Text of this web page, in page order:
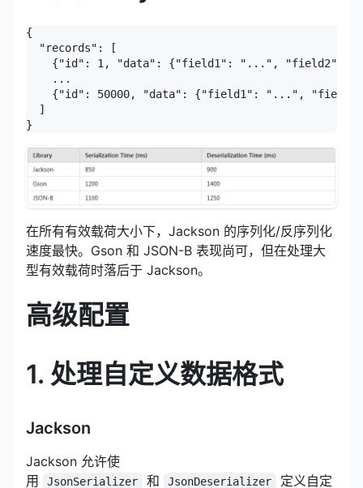
{
  "records": [
{"id": 1, "data": {"field1": "...", "field2":
    ...
{"id": 50000, "data": {"field1": "...",
  ]
}
在所有有效载荷大小下，Jackson 的序列化/反序列化
速度最快。Gson 和 JSON-B 表现尚可，但在处理大
型有效载荷时落后于 Jackson。
高级配置
1. 处理自定义数据格式
Jackson
Jackson 允许使
用
JsonSerializer 和 JsonDeserializer
定义自定